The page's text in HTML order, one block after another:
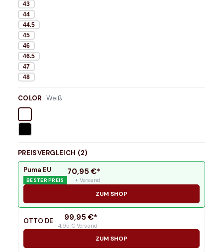
43
44
44.5
45
46
46.5
47
48
COLOR : Weiß
PREISVERGLEICH (2)
Puma EU
BESTER PREIS
70,95 €*
+ Versand
ZUM SHOP
OTTO DE 99,95 €*
+ 4,95 € Versand
ZUM SHOP